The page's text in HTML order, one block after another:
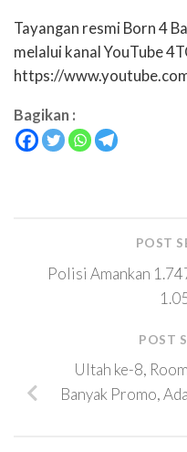
Tayangan resmi Born 4
melalui kanal YouTube
https://
Bagikan :
POST
Polisi Amankan
POST
Ultah ke-8,
Banyak Promo,